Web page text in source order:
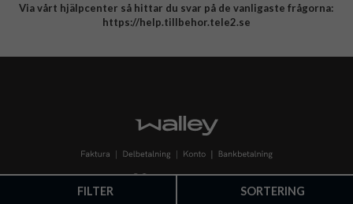
FILTER SORTERING
Integritetspolicy
Via vårt hjälpcenter så hittar du svar på de vanligaste frågorna:
https://help.tillbehor.tele2.se